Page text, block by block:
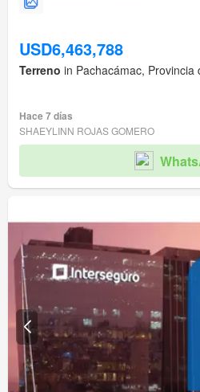
USD6,463,788
Terreno in Pachacámac,
Hace 7 días
SHAEYLINN ROJAS GOMERO